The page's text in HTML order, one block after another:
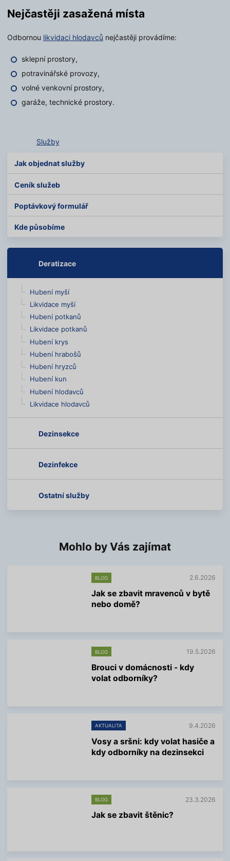
Nejčastěji zasažená místa
Odbornou likvidaci hlodavců nejčastěji provádíme:
sklepní prostory,
potravinářské provozy,
volné venkovní prostory,
garáže, technické prostory.
Služby
Deratizace
Hubení myší
Likvidace myší
Hubení potkanů
Likvidace potkanů
Hubení krys
Hubení hrabošů
Hubení hryzců
Hubení kun
Hubení hlodavců
Likvidace hlodavců
Dezinsekce
Dezinfekce
Ostatní služby
Jak objednat služby
Ceník služeb
Poptávkový formulář
Kde působíme
Mohlo by Vás zajímat
BLOG 2.6.2026
Jak se zbavit mravenců v bytě
nebo domě?
e
i
f
o
í
BLOG 19.5.2026
Brouci v domácnosti - kdy
volat odborníky?
e
i
f
o
í
AKTUALITA 9.4.2026
Vosy a sršni: kdy volat hasiče a
kdy odborníky na dezinsekci
e
i
f
BLOG 23.3.2026
Jak se zbavit štěnic?